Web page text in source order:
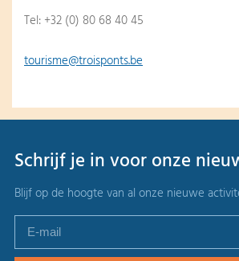
Tel: +32 (0) 80 68 40 45
tourisme@troisponts.be
Schrijf je in voor onze
Blijf op de hoogte van al onze nieuwe